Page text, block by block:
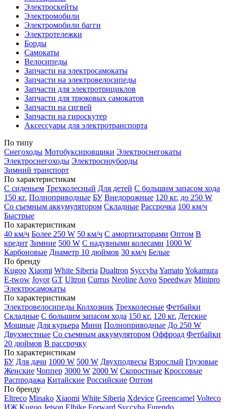
Электроскейты
Электромобили
Электромобили багги
Электротележки
Борды
Самокаты
Велосипеды
Запчасти на электросамокаты
Запчасти на электровелосипеды
Запчасти для электротрициклов
Запчасти для трюковых самокатов
Запчасти на сигвей
Запчасти на гироскутер
Аксессуары для электротранспорта
По типу
Снегоходы Мотобуксировщики Электроснегокаты
Электроснегоходы Электросноуборды
Зимний транспорт
По характеристикам
С сиденьем Трехколесный Для детей С большим запасом хода
150 кг. Полноприводные БУ Внедорожные 120 кг. до 250 W
Со съемным аккумулятором Складные Рассрочка 100 км/ч
Быстрые
По характеристикам
40 км/ч Более 250 W 50 км/ч С амортизаторами Оптом В
кредит Зимние 500 W С надувными колесами 1000 W
Карбоновые Диаметр 10 дюймов 30 км/ч Белые
По бренду
Kugoo Xiaomi White Siberia Dualtron Syccyba YamatoYokamura
E-twow Joyor GT Ultron Currus Neoline Aovo Speedway Minipro
Электросамокаты
По характеристикам
Электровелосипеды Колхозник Трехколесные Фетбайки
Складные С большим запасом хода 150 кг. 120 кг. Детские
Мощные Для курьера Мини Полноприводные До 250 W
Двухместные Со съемным аккумулятором Оффроад Фетбайки
20 дюймов В рассрочку
По характеристикам
БУ Для дачи 1000 W 500 W Двухподвесы Взрослый Грузовые
Женские Чоппер 3000 W 2000 W Скоростные Кроссовые
Распродажа Китайские Российские Оптом
По бренду
Eltreco Minako Xiaomi White Siberia Xdevice Greencamel Volteco
ИЖ Kugoo Jetson Elbike Forward Syccyba Furendo